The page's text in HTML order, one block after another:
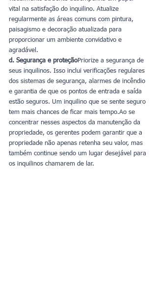
vital na satisfação do inquilino. Atualize
regularmente as áreas comuns com pintura,
paisagismo e decoração atualizada para
proporcionar um ambiente convidativo e
agradável.
d. Segurança e proteçãoPriorize a segurança de
seus inquilinos. Isso inclui verificações regulares
dos sistemas de segurança, alarmes de incêndio
e garantia de que os pontos de entrada e saída
estão seguros. Um inquilino que se sente seguro
tem mais chances de ficar mais tempo.Ao se
concentrar nesses aspectos da manutenção da
propriedade, os gerentes podem garantir que a
propriedade não apenas retenha seu valor, mas
também continue sendo um lugar desejável para
os inquilinos chamarem de lar.